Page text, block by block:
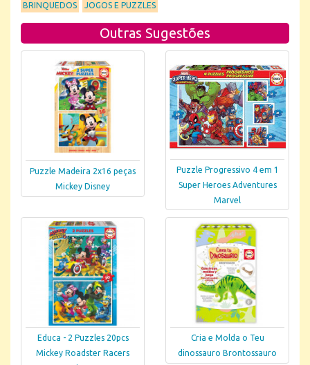
BRINQUEDOS JOGOS E PUZZLES
Outras Sugestões
Puzzle Madeira 2x16 peças
Mickey Disney
Puzzle Progressivo 4 em 1
Super Heroes Adventures
Marvel
Educa - 2 Puzzles 20pcs
Mickey Roadster Racers
Cria e Molda o Teu
dinossauro Brontossauro